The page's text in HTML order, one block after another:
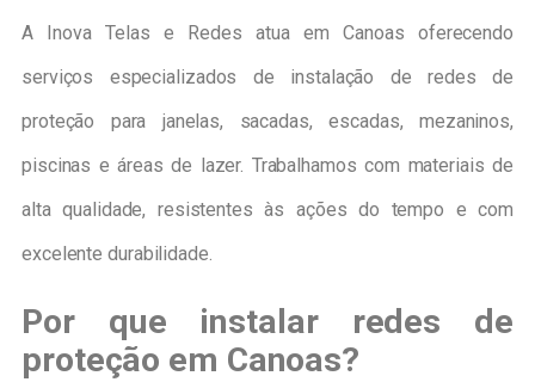
A Inova Telas e Redes atua em Canoas oferecendo
serviços especializados de instalação de redes de
proteção para janelas, sacadas, escadas, mezaninos,
piscinas e áreas de lazer. Trabalhamos com materiais de
alta qualidade, resistentes às ações do tempo e com
excelente durabilidade.
Por que instalar redes de
proteção em Canoas?